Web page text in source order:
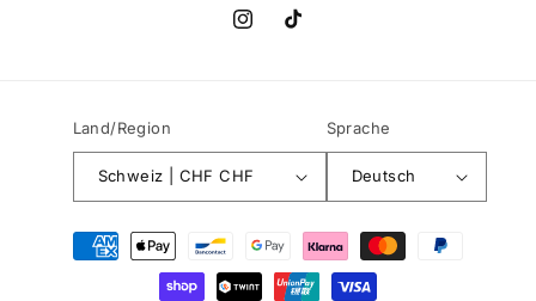
InstagramTikTok
Land/Region
Schweiz | CHF CHF
Sprache
Deutsch
Zahlungsmethoden